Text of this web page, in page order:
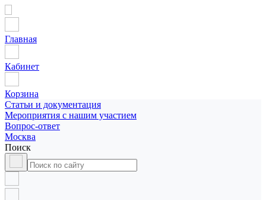
Главная
Кабинет
Корзина
Статьи и документация
Мероприятия с нашим участием
Вопрос-ответ
Москва
Поиск